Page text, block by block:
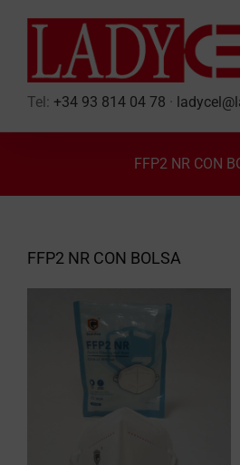
Tel: +34 93 814 04 78 ·
FFP2 NR CON
FFP2 NR CON BOLSA